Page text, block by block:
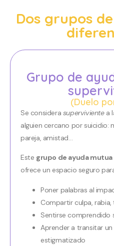
Dos grupos
Grupo de
(Duelo
Se considera supervivientea
alguien cercano por suicidio:
pareja, amistad…
Este grupo de ayuda
ofrece un espacio seguro
Poner palabras al
Compartir culpa,
Sentirse comprendido
Aprender a transitar
estigmatizado